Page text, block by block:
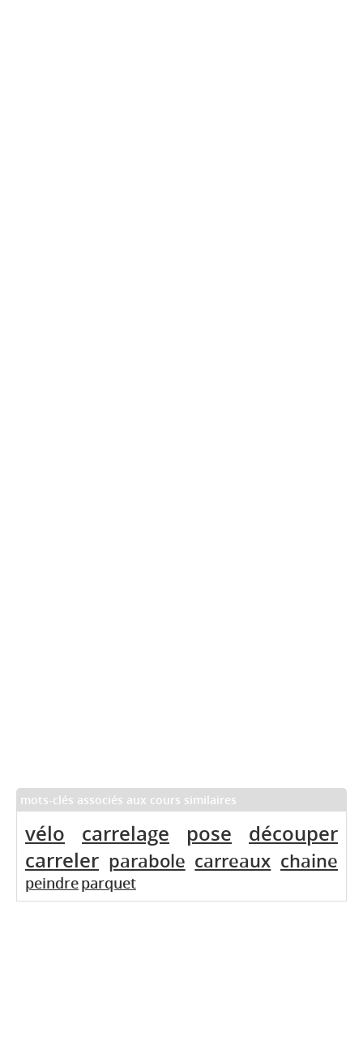
mots-clés associés aux cours similaires
vélo carrelage pose
découper
carreler parabole carreaux chaine
peindreparquet